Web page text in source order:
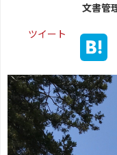
文書管
ツイート